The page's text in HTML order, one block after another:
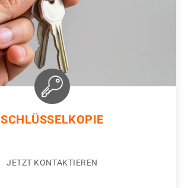
SCHLÜSSELKOPIE
JETZT KONTAKTIEREN